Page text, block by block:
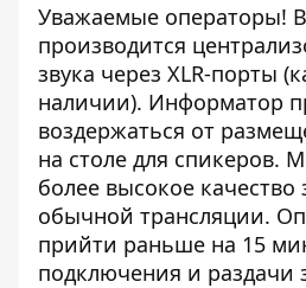
Уважаемые операторы!
производится
звука через XLR-порты
наличии). Информатор
воздержаться от
на столе для спикеров.
более высокое качество
обычной трансляции.
прийти раньше на 15
подключения и раздачи